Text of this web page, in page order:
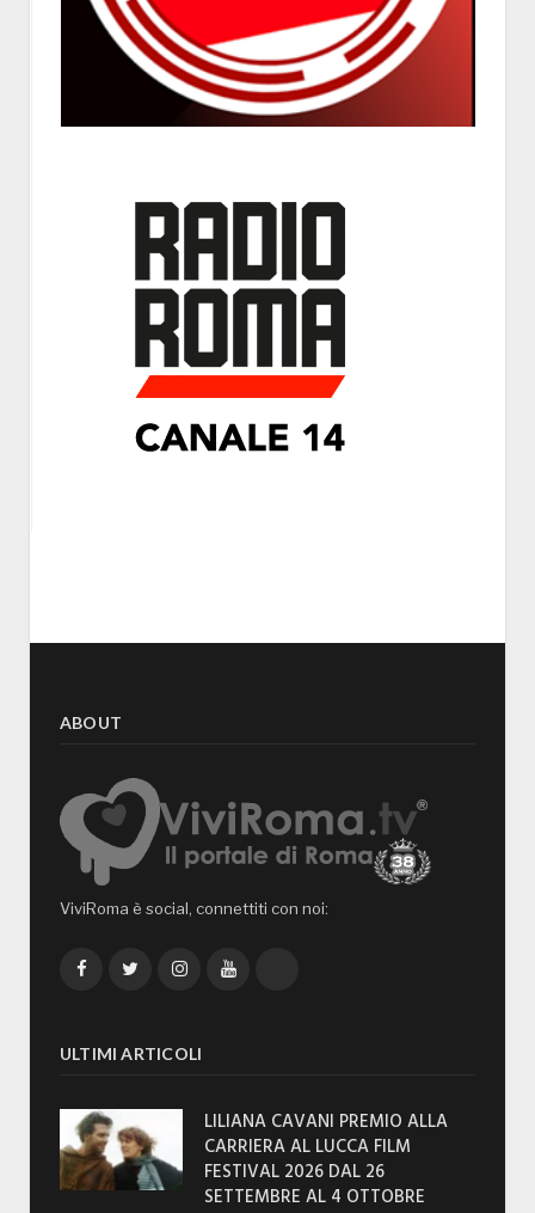
ABOUT
ViviRoma è social, connettiti con noi:
FacebookTwitterInstagramYouTube
ULTIMI ARTICOLI
LILIANA CAVANI PREMIO ALLA
CARRIERA AL LUCCA FILM
FESTIVAL 2026 DAL 26
SETTEMBRE AL 4 OTTOBRE